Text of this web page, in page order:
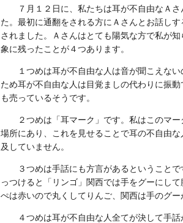
７月１２日に、私たちは耳が不自由なＡ
た。最初に通翻をされる方にＡさんとお話し
されました。Ａさんはとても陽気な方で私が
象に残ったことが４つあります。
１つめは耳が不自由な人は音が聞こえな
ため耳が不自由な人は目覚ましの代わりに振
も売っているそうです。
２つめは「耳マーク」です。私はこのマ
場所にあり、これを見せることで耳の不自由
及していません。
３つめは手話にも方言があるということ
っつけると「リンゴ」関西では手をグーにし
ぺは赤いので丸くしてりんご、関西は手のグ
４つめは耳が不自由な人全てが決して手